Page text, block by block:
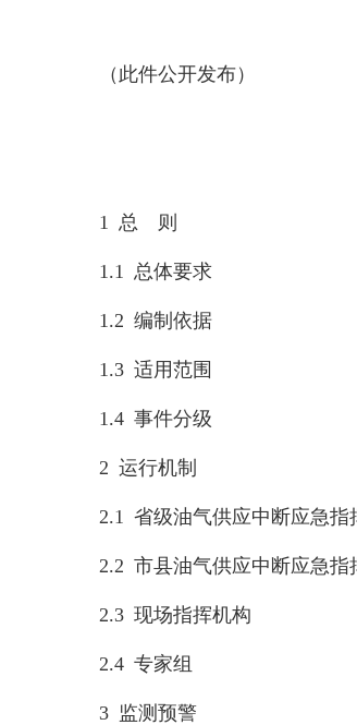
（此件公开发布）
1 总 则
1.1 总体要求
1.2 编制依据
1.3 适用范围
1.4 事件分级
2 运行机制
2.1 省级油气供应中断应急指
2.2 市县油气供应中断应急指
2.3 现场指挥机构
2.4 专家组
3 监测预警